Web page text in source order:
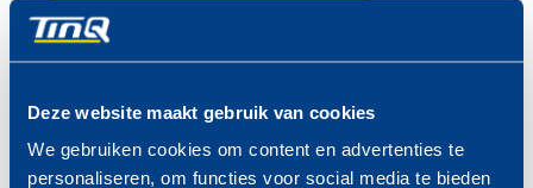
Deze website maakt gebruik van cookies
We gebruiken cookies om content en advertenties te
personaliseren, om functies voor social media te bieden
Aansprakelijkheid:Brandstoffen en prijzen kunnen op elk
moment wijzigen zonder voorafgaande mededeling van TinQ